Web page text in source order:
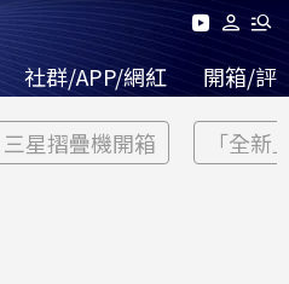
社群/APP/網紅 開箱/評
三星摺疊機開箱 「全新